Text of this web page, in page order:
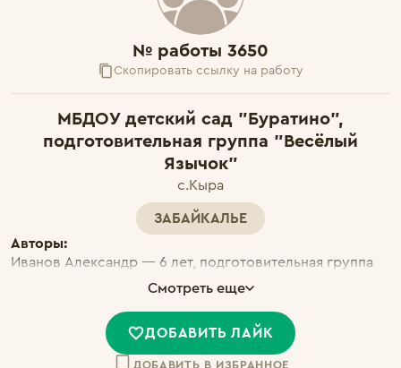
№ работы 3650
Скопировать ссылку на работу
МБДОУ детский сад "Буратино",
подготовительная группа "Весёлый
Язычок"
с.Кыра
ЗАБАЙКАЛЬЕ
Авторы:
Иванов Александр — 6 лет, подготовительная группа
"Весёлый Язычок" Полушина Алиса — 6 лет,
Журавлёва Ксения — 6 лет, подготовительная группа
"Весёлый Язычок"
Смотреть еще
ДОБАВИТЬ ЛАЙК
ДОБАВИТЬ В ИЗБРАННОЕ